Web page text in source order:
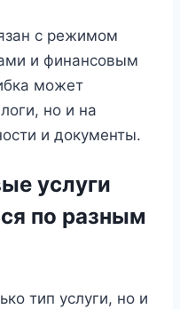
с режимом
и финансовым
может
но и на
и документы.
услуги
по разным
тип услуги, но и